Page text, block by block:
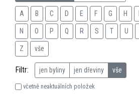
A B C D E F G H
N O P Q R S T U
Z vše
Filtr: jen byliny jen dřeviny vše
včetně neaktuálních položek